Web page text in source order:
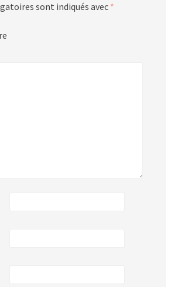
sont indiqués avec *